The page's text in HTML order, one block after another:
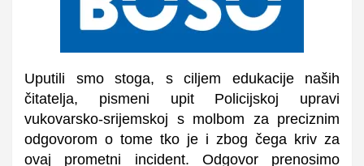
Uputili smo stoga, s ciljem edukacije naših
čitatelja, pismeni upit Policijskoj upravi
vukovarsko-srijemskoj s molbom za preciznim
odgovorom o tome tko je i zbog čega kriv za
ovaj prometni incident. Odgovor prenosimo